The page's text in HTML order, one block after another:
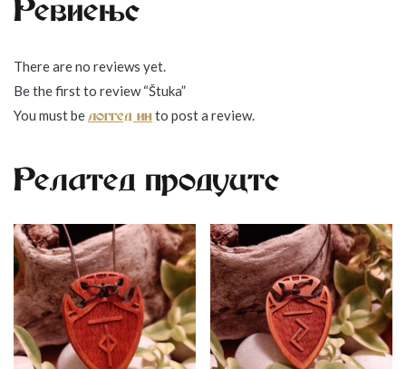
Reviews
There are no reviews yet.
Be the first to review “Štuka”
You must belogged into post a review.
Related products